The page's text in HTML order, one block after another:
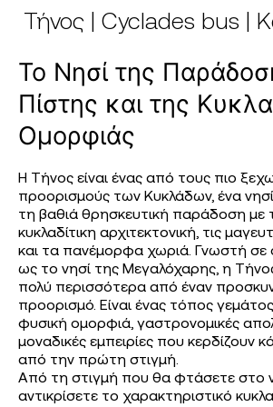
Τήνος | Cyclades bus |
Το Νησί της
Πίστης και της
Ομορφιάς
Η Τήνος είναι ένας από τους πιο
προορισμούς των Κυκλάδων, ένα
τη βαθιά θρησκευτική παράδοση με
κυκλαδίτικη αρχιτεκτονική, τις
και τα πανέμορφα χωριά. Γνωστή σε
ως το νησί της Μεγαλόχαρης, η
πολύ περισσότερα από έναν
προορισμό. Είναι ένας τόπος γεμάτος
φυσική ομορφιά, γαστρονομικές
μοναδικές εμπειρίες που κερδίζουν
από την πρώτη στιγμή.
Από τη στιγμή που θα φτάσετε στο
αντικρίσετε το χαρακτηριστικό